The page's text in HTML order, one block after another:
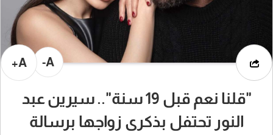
A-
A+
"قلنا نعم قبل 19 سنة".. سيرين عبد
النور تحتفل بذكرى زواجها برسالة